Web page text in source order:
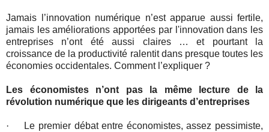
Jamais l’innovation numérique n’est apparue aussi fertile,
jamais les améliorations apportées par l'innovation dans les
entreprises n’ont été aussi claires … et pourtant la
croissance de la productivité ralentit dans presque toutes les
économies occidentales. Comment l’expliquer ?
Les économistes n’ont pas la même lecture de la
révolution numérique que les dirigeants d’entreprises
·
Le premier débat entre économistes, assez pessimiste,